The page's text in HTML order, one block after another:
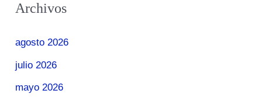
Archivos
agosto 2026
julio 2026
mayo 2026